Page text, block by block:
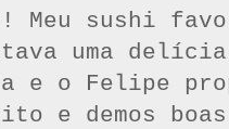
! Meu sushi
uma
e o Felipe
e demos